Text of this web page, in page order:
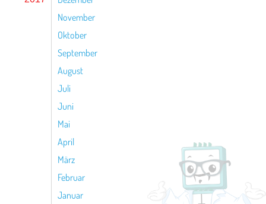
November
Oktober
September
August
Juli
Juni
Mai
April
März
Februar
Januar